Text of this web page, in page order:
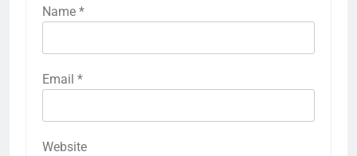
Name *
Email *
Website